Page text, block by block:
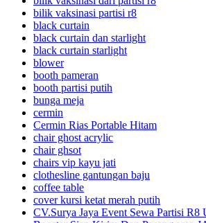
bilik vaksinasi partisi r8
black curtain
black curtain dan starlight
black curtain starlight
blower
booth pameran
booth partisi putih
bunga meja
cermin
Cermin Rias Portable Hitam
chair ghost acrylic
chair ghsot
chairs vip kayu jati
clothesline gantungan baju
coffee table
cover kursi ketat merah putih
CV.Surya Jaya Event Sewa Partisi R8